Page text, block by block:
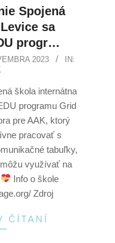
Spojená
sa
progr…
2023
IN:
škola internátna
programu Grid
pre AAK, ktorý
pracovať s
tabuľky,
využívať na
Info o škole
Zdroj
ČÍTANÍ